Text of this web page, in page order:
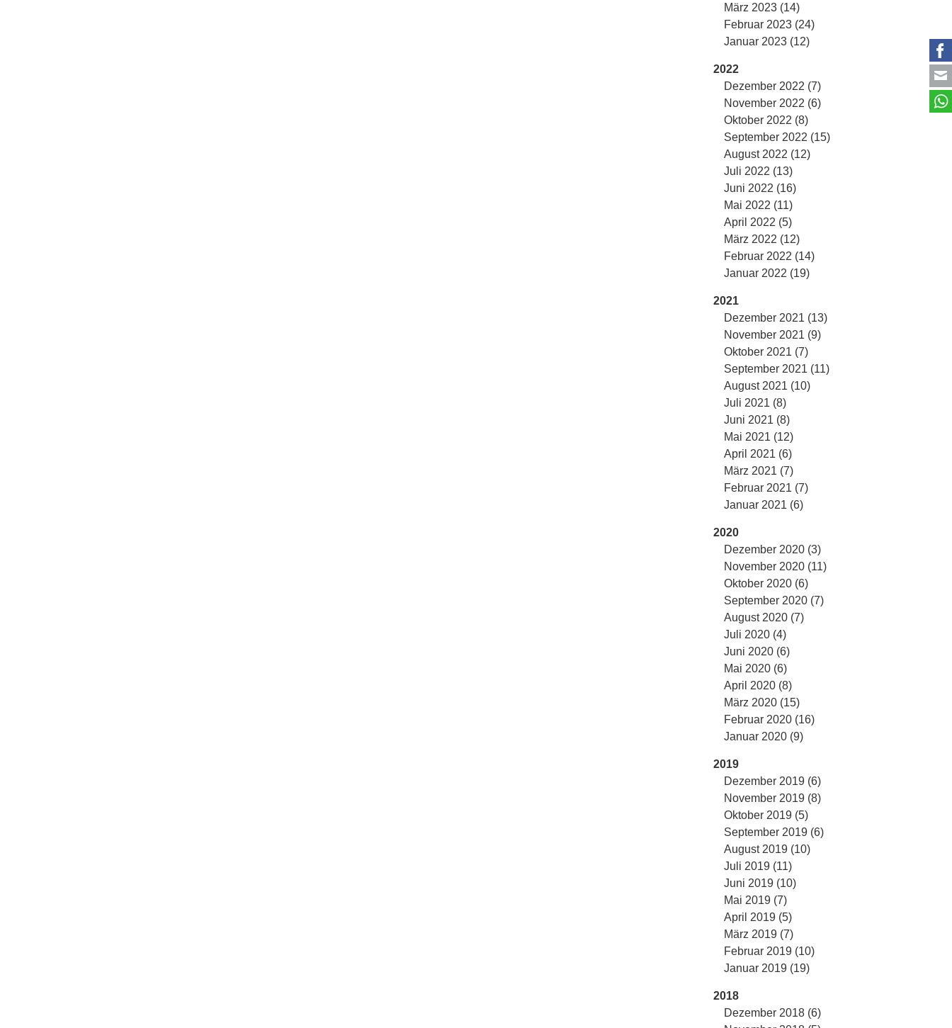
März 2023 (14)
Februar 2023 (24)
Januar 2023 (12)
2022
Dezember 2022 (7)
November 2022 (6)
Oktober 2022 (8)
September 2022 (15)
August 2022 (12)
Juli 2022 (13)
Juni 2022 (16)
Mai 2022 (11)
April 2022 (5)
März 2022 (12)
Februar 2022 (14)
Januar 2022 (19)
2021
Dezember 2021 (13)
November 2021 (9)
Oktober 2021 (7)
September 2021 (11)
August 2021 (10)
Juli 2021 (8)
Juni 2021 (8)
Mai 2021 (12)
April 2021 (6)
März 2021 (7)
Februar 2021 (7)
Januar 2021 (6)
2020
Dezember 2020 (3)
November 2020 (11)
Oktober 2020 (6)
September 2020 (7)
August 2020 (7)
Juli 2020 (4)
Juni 2020 (6)
Mai 2020 (6)
April 2020 (8)
März 2020 (15)
Februar 2020 (16)
Januar 2020 (9)
2019
Dezember 2019 (6)
November 2019 (8)
Oktober 2019 (5)
September 2019 (6)
August 2019 (10)
Juli 2019 (11)
Juni 2019 (10)
Mai 2019 (7)
April 2019 (5)
März 2019 (7)
Februar 2019 (10)
Januar 2019 (19)
2018
Dezember 2018 (6)